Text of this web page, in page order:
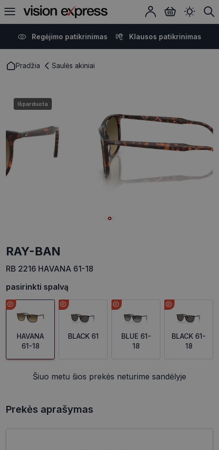
Regėjimo patikrinimas Klausos patikrinimas
Pradžia Saulės akiniai
Išparduota
RAY-BAN
RB 2216 HAVANA 61-18
pasirinkti spalvą
HAVANA
61-18
BLACK 61
BLUE 61-
18
BLACK 61-
18
Šiuo metu šios prekės neturime sandėlyje
Prekės aprašymas